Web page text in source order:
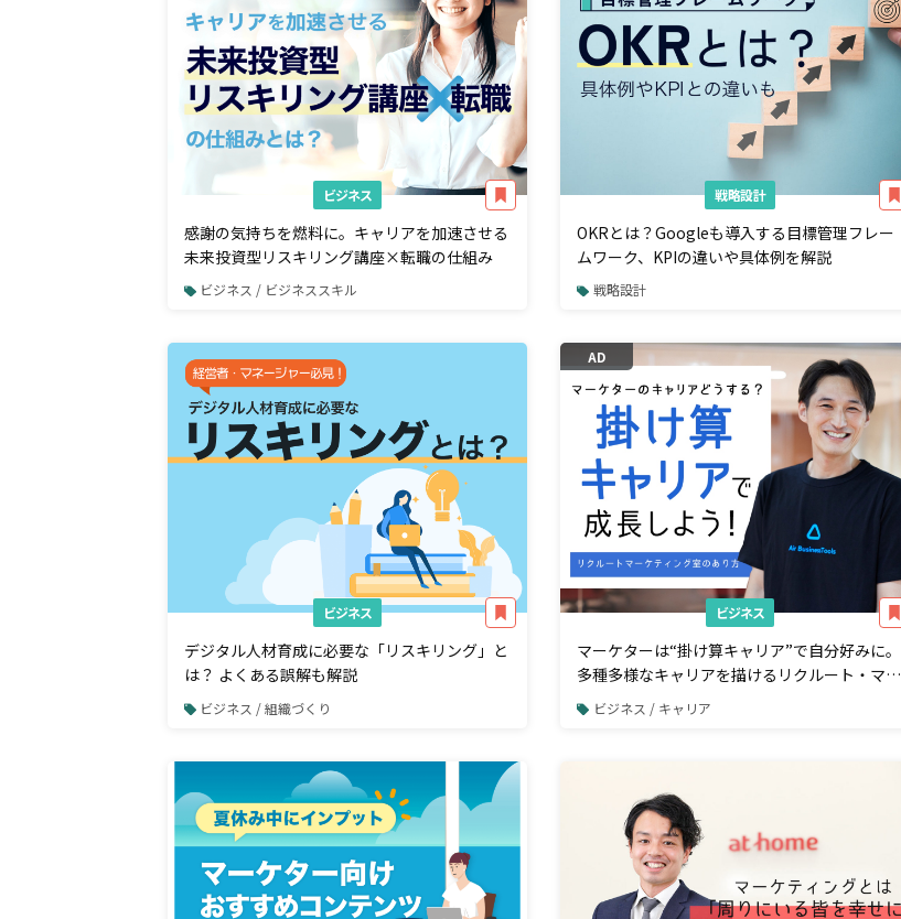
ビジネス
感謝の気持ちを燃料に。キャリアを加速させる
未来投資型リスキリング講座×転職の仕組み
ビジネス / ビジネススキル
戦略設計
OKRとは？Googleも導入する目標管理フレー
ムワーク、KPIの違いや具体例を解説
戦略設計
ビジネス
デジタル人材育成に必要な「リスキリング」と
は？ よくある誤解も解説
ビジネス / 組織づくり
AD
ビジネス
マーケターは“掛け算キャリア”で自分好みに。
多種多様なキャリアを描けるリクルート・マー
ケティング室のあり方
ビジネス / キャリア